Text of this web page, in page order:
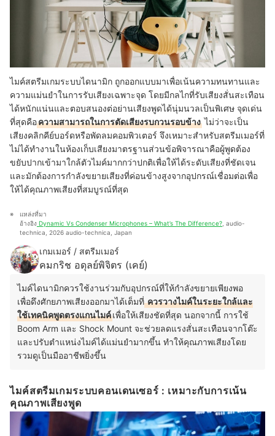
ไมค์สตรีมเกมระบบไดนามิก ถูกออกแบบมาเพื่อเน้นความทนทานและ
ความแม่นยำในการรับเสียงเฉพาะจุด โดยมีกลไกที่รับเสียงสั่นสะเทือน
ได้หนักแน่นและตอบสนองต่อย่านเสียงพูดได้นุ่มนวลเป็นพิเศษ จุดเด่น
ที่สุดคือความสามารถในการตัดเสียงรบกวนรอบข้าง ไม่ว่าจะเป็น
เสียงคลิกคีย์บอร์ดหรือพัดลมคอมพิวเตอร์ จึงเหมาะสำหรับสตรีมเมอร์ที่
ไม่ได้ทำงานในห้องเก็บเสียงมาตรฐานส่วนข้อพิจารณาคือผู้พูดต้อง
ขยับปากเข้ามาใกล้ตัวไมค์มากกว่าปกติเพื่อให้ได้ระดับเสียงที่ชัดเจน
และมักต้องการกำลังขยายเสียงที่ค่อนข้างสูงจากอุปกรณ์เชื่อมต่อเพื่อ
ให้ได้คุณภาพเสียงที่สมบูรณ์ที่สุด
แหล่งที่มา
อ้างอิง Dynamic Vs Condenser Microphones – What’s The Difference? , audio-
technica, 2026 audio-technica, Japan
เกมเมอร์ / สตรีมเมอร์
คมกริช อดุลย์พิจิตร (เคย์)
ไมค์ไดนามิกควรใช้งานร่วมกับอุปกรณ์ที่ให้กำลังขยายเพียงพอ
เพื่อดึงศักยภาพเสียงออกมาได้เต็มที่ควรวางไมค์ในระยะใกล้และ
ใช้เทคนิคพูดตรงแกนไมค์เพื่อให้เสียงชัดที่สุด นอกจากนี้ การใช้
Boom Arm และ Shock Mount จะช่วยลดแรงสั่นสะเทือนจากโต๊ะ
และปรับตำแหน่งไมค์ได้แม่นยำมากขึ้น ทำให้คุณภาพเสียงโดย
รวมดูเป็นมืออาชีพยิ่งขึ้น
ไมค์สตรีมเกมระบบคอนเดนเซอร์ : เหมาะกับการเน้น
คุณภาพเสียงพูด